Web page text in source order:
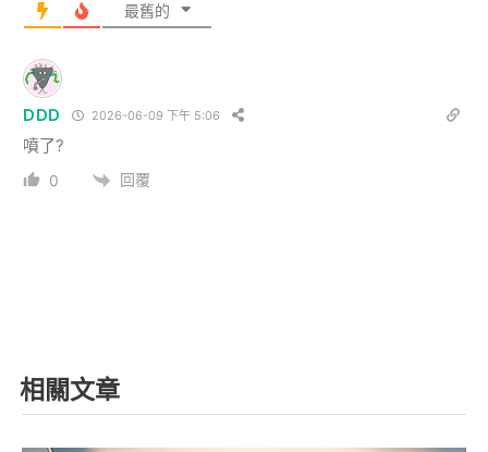
最舊的
DDD 2026-06-09 下午 5:06
噴了?
0 回覆
相關文章